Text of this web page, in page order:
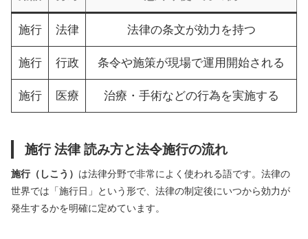
施行 法律 法律の条文が効力を持つ
施行 行政 条令や施策が現場で運用開始される
施行 医療 治療・手術などの行為を実施する
施行 法律 読み方と法令施行の流れ
施行（しこう） は法律分野で非常によく使われる語です。法律の
世界では「施行日」という形で、法律の制定後にいつから効力が
発生するかを明確に定めています。